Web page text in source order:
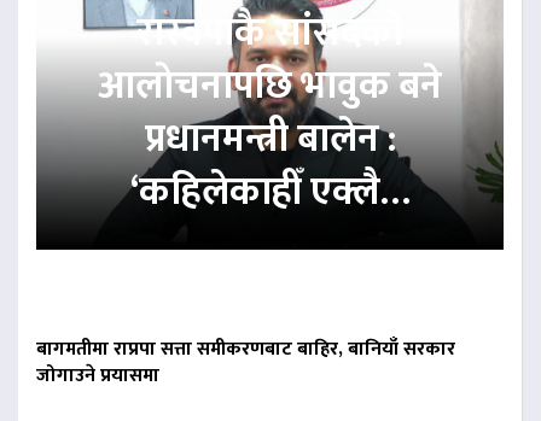
रास्वपाकै सांसदको
आलोचनापछि भावुक बने
प्रधानमन्त्री बालेन :
‘कहिलेकाहीँ एक्लै…
बागमतीमा राप्रपा सत्ता समीकरणबाट बाहिर, बानियाँ सरकार
जोगाउने प्रयासमा